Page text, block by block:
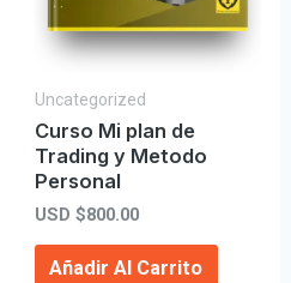
Uncategorized
Curso Mi plan de
Trading y Metodo
Personal
USD $800.00
Añadir Al Carrito